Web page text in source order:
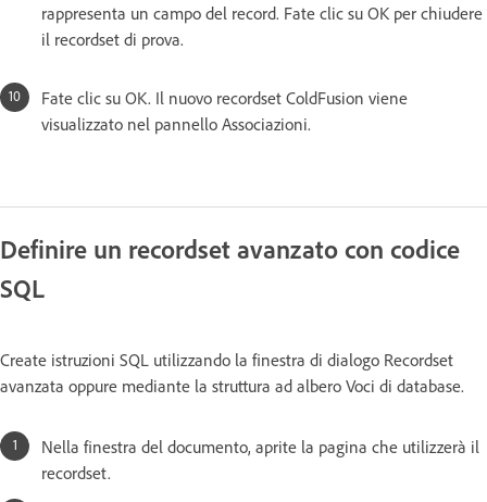
rappresenta un campo del record. Fate clic su OK per chiudere
il recordset di prova.
Fate clic su OK. Il nuovo recordset ColdFusion viene
visualizzato nel pannello Associazioni.
Definire un recordset avanzato con codice
SQL
Create istruzioni SQL utilizzando la finestra di dialogo Recordset
avanzata oppure mediante la struttura ad albero Voci di database.
Nella finestra del documento, aprite la pagina che utilizzerà il
recordset.